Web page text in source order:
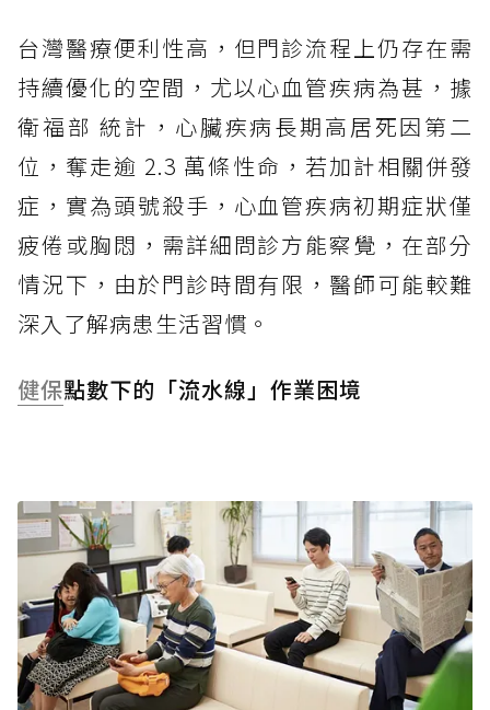
台灣醫療便利性高，但門診流程上仍存在需
持續優化的空間，尤以心血管疾病為甚，據
衛福部 統計，心臟疾病長期高居死因第二
位，奪走逾 2.3 萬條性命，若加計相關併發
症，實為頭號殺手，心血管疾病初期症狀僅
疲倦或胸悶，需詳細問診方能察覺，在部分
情況下，由於門診時間有限，醫師可能較難
深入了解病患生活習慣。
健保點數下的「流水線」作業困境